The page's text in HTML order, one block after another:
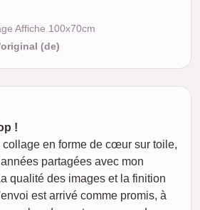
Affiche 100x70cm
(de)
!
en forme de cœur sur toile,
partagées avec mon
qualité des images et la finition
est arrivé comme promis, à